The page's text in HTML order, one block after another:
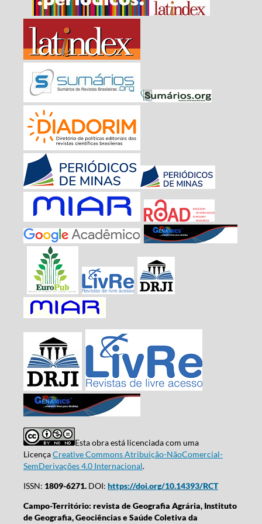
Esta obra está licenciada com uma
LicençaCreative Commons Atribuição-NãoComercial-
SemDerivações 4.0 Internacional.
ISSN: 1809-6271.DOI: https://doi.org/10.14393/RCT
Campo-Território: revista de Geografia Agrária, Instituto
de Geografia, Geociências e Saúde Coletiva da